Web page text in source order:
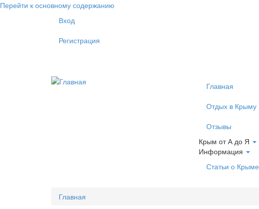
Перейти к основному содержанию
Вход
Регистрация
Главная
Отдых в Крыму
Отзывы
Крым от А до Я
Информация
Статьи о Крыме
Главная